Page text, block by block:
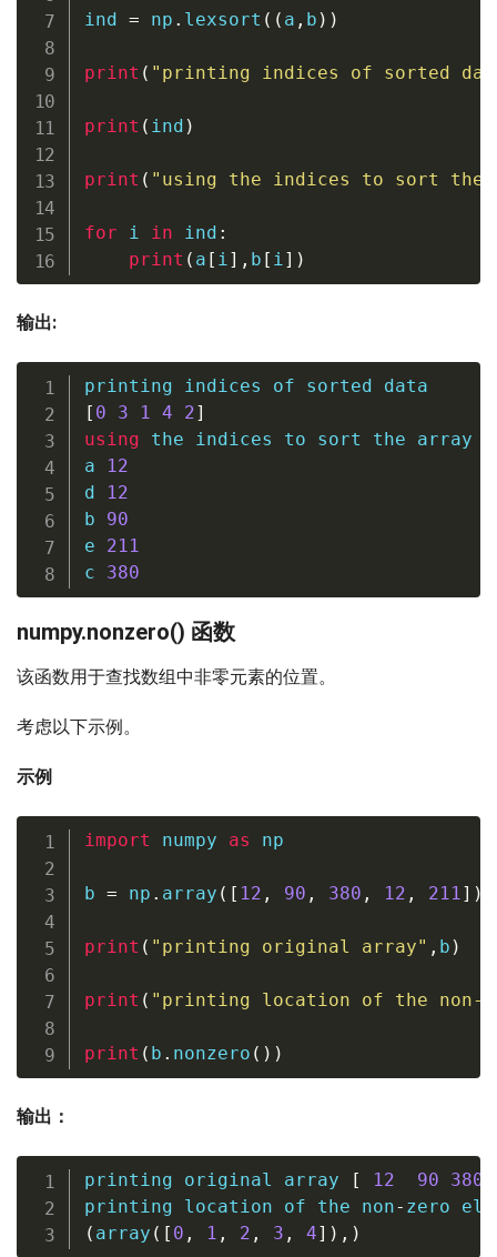
ind = np . lexsort ( ( a , b ) )
print ( "printing indices of sorted
print ( ind )
print ( "using the indices to sort the
for i in ind :
print ( a [ i] , b [ i] )
输出:
printing indices of sorted
[ 0 3 1 4 2]
using the indices to sort the array
a
12
d
12
b 90
e 211
c 380
numpy.nonzero() 函数
该函数用于查找数组中非零元素的位置。
考虑以下示例。
示例
import numpy as np
b = np . array ( [ 12 , 90 , 380 , 12 , 211] )
print ( "printing original array" , b )
print ( "printing location of the non-
print ( b . nonzero ( ) )
输出：
printing original array [ 12 90
380
printing location of the non-
( array ( [ 0 , 1 , 2 , 3 , 4] ) , )